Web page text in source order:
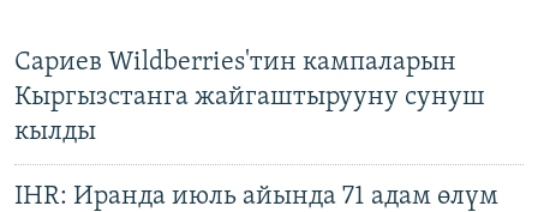
САЯСАТ
ЭКОНОМИКА
ДҮЙНӨ
БОРБОР АЗИЯ
УКРАИНА
АТАЙЫН ИЛИКТӨӨ
БҮГҮН АЗАТТЫКТА
ПОДКАСТ
Сариев Wildberries'тин кампаларын
Кыргызстанга жайгаштырууну сунуш
кылды
IHR: Иранда июль айында 71 адам өлүм
Spotify